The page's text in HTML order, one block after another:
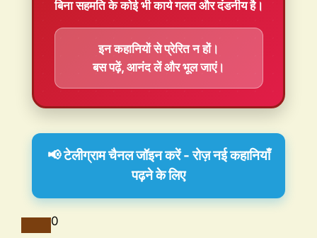
बिना सहमति के कोई भी कार्य गलत और दंडनीय है।
इन कहानियों से प्रेरित न हों।
बस पढ़ें, आनंद लें और भूल जाएं।
📢 टेलीग्राम चैनल जॉइन करें - रोज़ नई कहानियाँ
पढ़ने के लिए
0